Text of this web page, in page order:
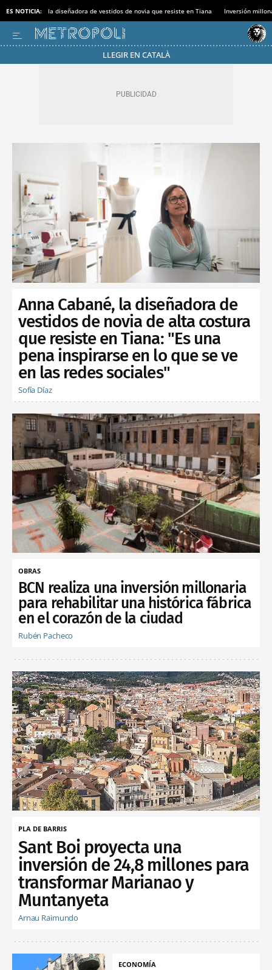
ES NOTICIA: la diseñadora de vestidos de novia que resiste en Tiana Inversión
LLEGIR EN CATALÀ
Anna Cabané, la diseñadora de
vestidos de novia de alta costura
que resiste en Tiana: "Es una
pena inspirarse en lo que se ve
en las redes sociales"
Sofía Díaz
OBRAS
BCN realiza una inversión millonaria
para rehabilitar una histórica fábrica
en el corazón de la ciudad
Rubén Pacheco
PLA DE BARRIS
Sant Boi proyecta una
inversión de 24,8 millones para
transformar Marianao y
Muntanyeta
Arnau Raimundo
ECONOMÍA